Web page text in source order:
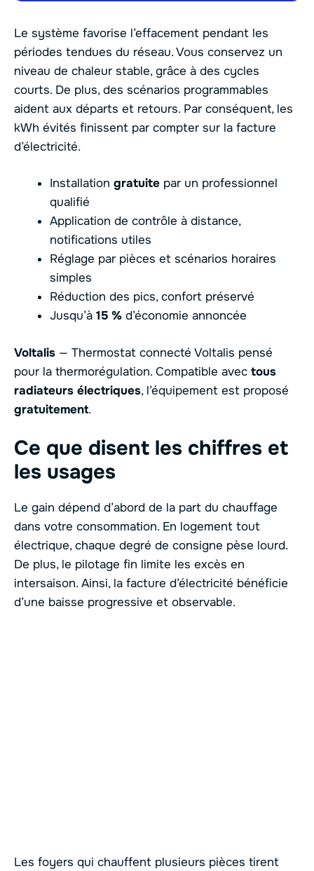
Le système favorise l’effacement pendant les
périodes tendues du réseau. Vous conservez un
niveau de chaleur stable, grâce à des cycles
courts. De plus, des scénarios programmables
aident aux départs et retours. Par conséquent, les
kWh évités finissent par compter sur la facture
d’électricité.
Installation gratuite par un professionnel
qualifié
Application de contrôle à distance,
notifications utiles
Réglage par pièces et scénarios horaires
simples
Réduction des pics, confort préservé
Jusqu’à 15 % d’économie annoncée
Voltalis — Thermostat connecté Voltalis pensé
pour la thermorégulation. Compatible avec tous
radiateurs électriques, l’équipement est proposé
gratuitement.
Ce que disent les chiffres et
les usages
Le gain dépend d’abord de la part du chauffage
dans votre consommation. En logement tout
électrique, chaque degré de consigne pèse lourd.
De plus, le pilotage fin limite les excès en
intersaison. Ainsi, la facture d’électricité bénéficie
d’une baisse progressive et observable.
Les foyers qui chauffent plusieurs pièces tirent